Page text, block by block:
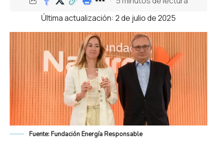
Última actualización: 2 de julio de 2025
Fuente: Fundación Energía Responsable